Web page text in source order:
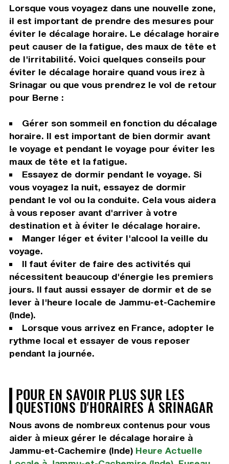
Lorsque vous voyagez dans une nouvelle zone,
il est important de prendre des mesures pour
éviter le décalage horaire. Le décalage horaire
peut causer de la fatigue, des maux de tête et
de l'irritabilité. Voici quelques conseils pour
éviter le décalage horaire quand vous irez à
Srinagar ou que vous prendrez le vol de retour
pour Berne :
Gérer son sommeil en fonction du décalage
horaire. Il est important de bien dormir avant
le voyage et pendant le voyage pour éviter les
maux de tête et la fatigue.
Essayez de dormir pendant le voyage. Si
vous voyagez la nuit, essayez de dormir
pendant le vol ou la conduite. Cela vous aidera
à vous reposer avant d'arriver à votre
destination et à éviter le décalage horaire.
Manger léger et éviter l'alcool la veille du
voyage.
Il faut éviter de faire des activités qui
nécessitent beaucoup d'énergie les premiers
jours. Il faut aussi essayer de dormir et de se
lever à l'heure locale de Jammu-et-Cachemire
(Inde).
Lorsque vous arrivez en France, adopter le
rythme local et essayer de vous reposer
pendant la journée.
POUR EN SAVOIR PLUS SUR LES
QUESTIONS D'HORAIRES À SRINAGAR
Nous avons de nombreux contenus pour vous
aider à mieux gérer le décalage horaire à
Jammu-et-Cachemire (Inde) Heure Actuelle